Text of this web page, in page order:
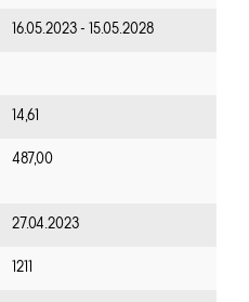
16.05.2023 - 15.05.2028
14,61
487,00
27.04.2023
1211